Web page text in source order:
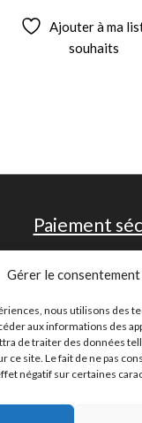
Gérer le consentement
nous utilisons des
aux informations des
de traiter des données
ce site. Le fait de ne pas
négatif sur certaines
Ajouter à ma
souhaits
Paiement